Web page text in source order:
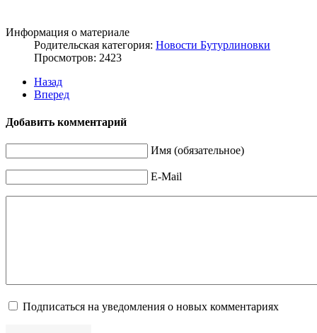
Информация о материале
Родительская категория: Новости Бутурлиновки
Просмотров: 2423
Назад
Вперед
Добавить комментарий
Имя (обязательное)
E-Mail
Подписаться на уведомления о новых комментариях